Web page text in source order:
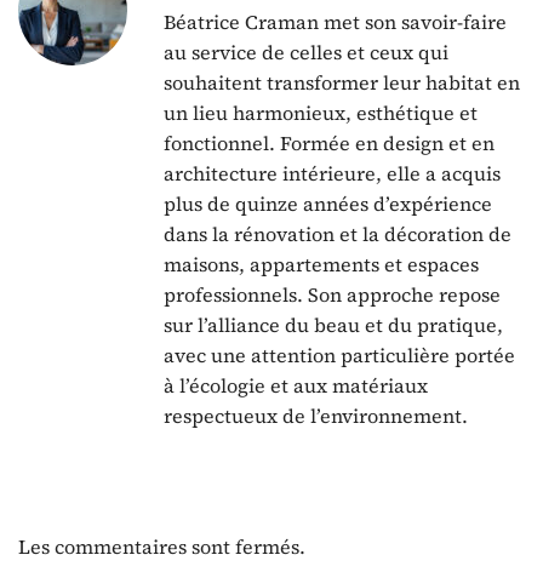
Béatrice Craman met son savoir-faire
au service de celles et ceux qui
souhaitent transformer leur habitat en
un lieu harmonieux, esthétique et
fonctionnel. Formée en design et en
architecture intérieure, elle a acquis
plus de quinze années d’expérience
dans la rénovation et la décoration de
maisons, appartements et espaces
professionnels. Son approche repose
sur l’alliance du beau et du pratique,
avec une attention particulière portée
à l’écologie et aux matériaux
respectueux de l’environnement.
Les commentaires sont fermés.